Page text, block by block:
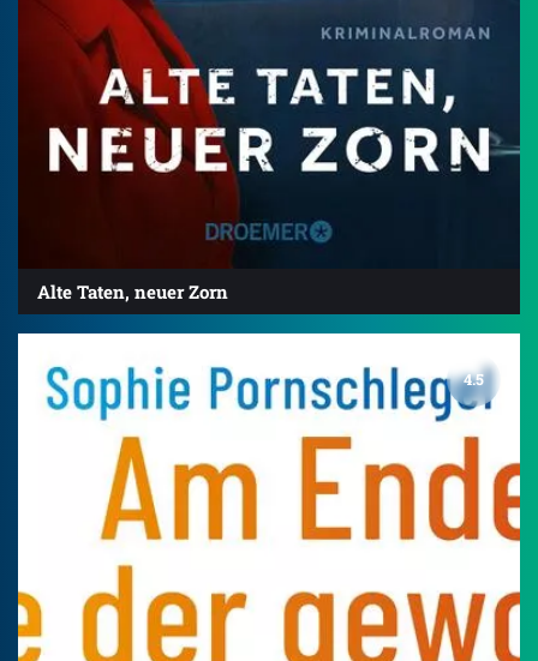
Alte Taten, neuer Zorn
4.5